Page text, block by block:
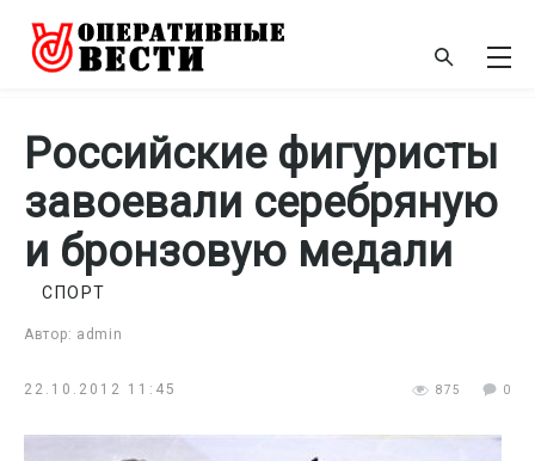
Российские фигуристы
завоевали серебряную
и бронзовую медали
Автор: admin
СПОРТ
22.10.2012 11:45 875 0